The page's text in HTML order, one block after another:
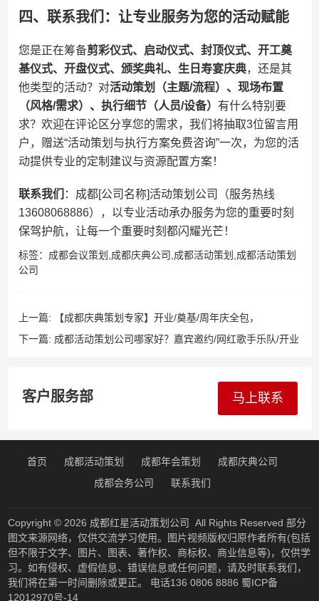
四、联系我们：让专业服务为您的活动赋能
您是正在筹备​​剪彩仪式、启动仪式、封顶仪式、开工奠
基仪式、开盘仪式、颁奖典礼、生日寿宴庆典​​，还是其
他类型的活动？对​​活动策划（主题/流程）、现场布置
（风格/需求）、执行细节（人员/设备）​ ​有什么特别要
求？欢迎在评论区分享您的需求，我们将抽取3位留言用
户，赠送“活动策划与执行方案免费咨询”一次，为您的活
动提供专业的定制建议与资源配置方案！
​联系我们​ ​：成都[公司名称]活动策划公司（服务热线
13608068886），以专业活动承办服务为您的重要时刻
保驾护航，让每一个重要时刻都闪耀光芒！
标签： 成都会议策划 ,成都庆典公司,成都活动策划 ,成都活动策划
公司
上一篇:
【成都庆典策划专家】开业/奠基/周年庆全包，
13608068886开工动工/封顶/竣工/乔迁一站式庆典服务！
下一篇: 成都活动策划公司哪家好？嘉宾邀约/网红歌手乐队/开业
客户服务部 马上联系
首页 成都活动策划 成都年会策划
成都庆典公司
成都会务公司
联系我们
Copyright © 2026 成都红星活动策划公司 All Rights Reserved 部分
图文来源网络，仅供交流学习使用。图片视频版权归原作者所有(包括
但不限于文字、图片、图表、著作权、商标权、商业信息等)，仅供学
习。如有侵权、虚假信息、错误信息或任何问题，请及时联系我们，
我们将在第一时间删除或更正。 电话136 0806 8886 蜀ICP备
12012970号-14